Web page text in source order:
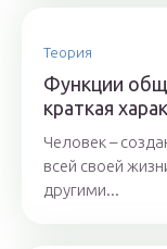
Теория
Функции
краткая
Человек –
всей своей
другими...